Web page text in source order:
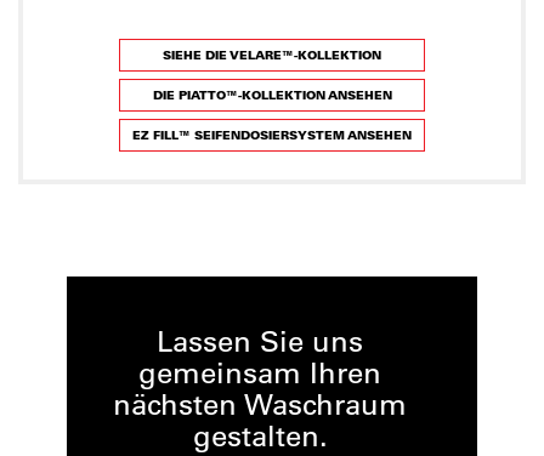
SIEHE DIE VELARE™-KOLLEKTION
DIE PIATTO™-KOLLEKTION ANSEHEN
EZ FILL™ SEIFENDOSIERSYSTEM ANSEHEN
Lassen Sie uns
gemeinsam Ihren
nächsten Waschraum
gestalten.